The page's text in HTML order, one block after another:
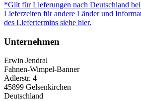
*Gilt für Lieferungen nach Deutschland bei
Lieferzeiten für andere Länder und
des Liefertermins siehe hier.
Unternehmen
Erwin Jendral
Fahnen-Wimpel-Banner
Adlerstr. 4
45899 Gelsenkirchen
Deutschland